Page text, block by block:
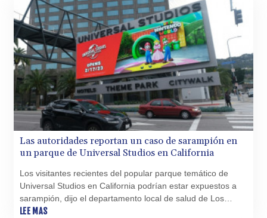
Las autoridades reportan un caso de sarampión en
un parque de Universal Studios en California
Los visitantes recientes del popular parque temático de
Universal Studios en California podrían estar expuestos a
sarampión, dijo el departamento local de salud de Los
Ángeles, cuando crece el número de casos en el país.
LEE MAS